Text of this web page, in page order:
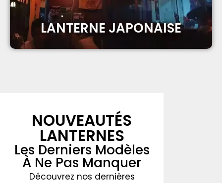
LANTERNE JAPONAISE
NOUVEAUTÉS
LANTERNES
Les Derniers Modèles
À Ne Pas Manquer
Découvrez nos dernières